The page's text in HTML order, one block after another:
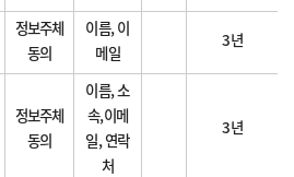
정보주체
동의
이름, 이
메일
3년
정보주체
동의
이름, 소
속,이메
일, 연락
처
3년